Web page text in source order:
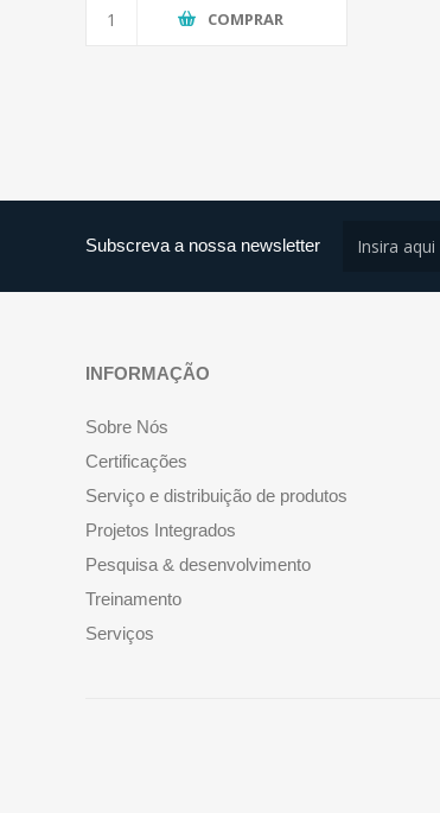
COMPRAR
Subscreva a nossa newsletter
INFORMAÇÃO
Sobre Nós
Certificações
Serviço e distribuição de produtos
Projetos Integrados
Pesquisa & desenvolvimento
Treinamento
Serviços